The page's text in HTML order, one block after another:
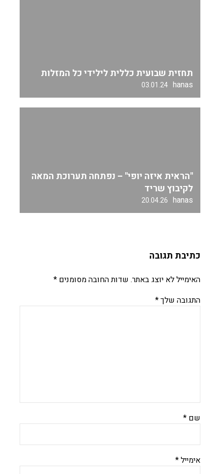
תחזית שבועית כללית לילידי כל המזלות
hanas
03.01.24
"הראית איזה יופי" – נפתחה תערוכת המאה
לקיבוץ שריד
hanas
20.04.26
כתיבת תגובה
האימייל לא יוצג באתר. שדות החובה מסומנים *
התגובה שלך*
שם *
אימייל*